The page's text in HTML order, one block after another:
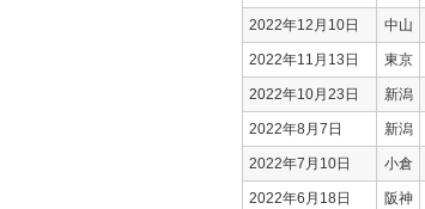
2022年12月10日 中山
2022年11月13日 東京
2022年10月23日 新潟
2022年8月7日 新潟
2022年7月10日 小倉
2022年6月18日 阪神